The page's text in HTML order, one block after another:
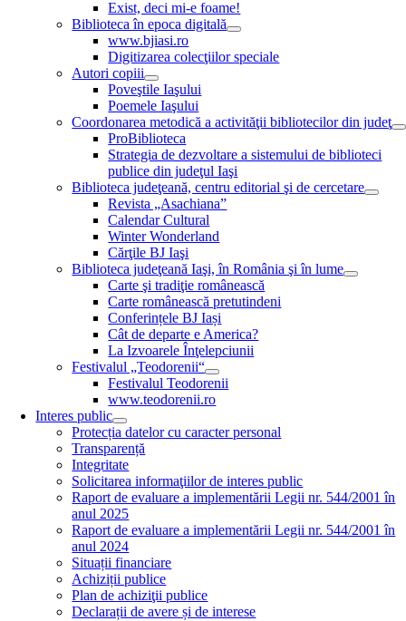
Exist, deci mi-e foame!
Biblioteca în epoca digitală
www.bjiasi.ro
Digitizarea colecţiilor speciale
Autori copiii
Poveştile Iaşului
Poemele Iaşului
Coordonarea metodică a activităţii bibliotecilor din judeţ
ProBiblioteca
Strategia de dezvoltare a sistemului de biblioteci
publice din judeţul Iaşi
Biblioteca judeţeană, centru editorial şi de cercetare
Revista „Asachiana”
Calendar Cultural
Winter Wonderland
Cărţile BJ Iaşi
Biblioteca judeţeană Iaşi, în România şi în lume
Carte şi tradiţie românească
Carte românească pretutindeni
Conferințele BJ Iași
Cât de departe e America?
La Izvoarele Înţelepciunii
Festivalul „Teodorenii“
Festivalul Teodorenii
www.teodorenii.ro
Interes public
Protecția datelor cu caracter personal
Transparență
Integritate
Solicitarea informaţiilor de interes public
Raport de evaluare a implementării Legii nr. 544/2001 în
anul 2025
Raport de evaluare a implementării Legii nr. 544/2001 în
anul 2024
Situații financiare
Achiziții publice
Plan de achiziţii publice
Declarații de avere și de interese